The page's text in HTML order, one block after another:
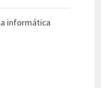
informática